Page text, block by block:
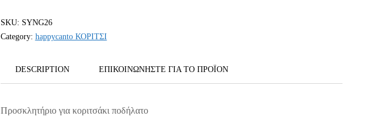
SKU: SYNG26
Category: happycanto ΚΟΡΙΤΣΙ
DESCRIPTION ΕΠΙΚΟΙΝΩΝΗΣΤΕ ΓΙΑ ΤΟ ΠΡΟΪOΝ
Προσκλητήριο για κοριτσάκι ποδήλατο